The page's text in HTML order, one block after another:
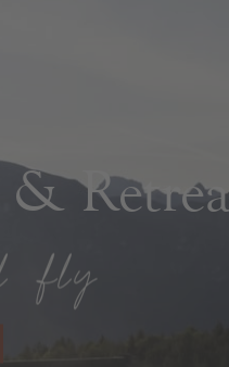
&